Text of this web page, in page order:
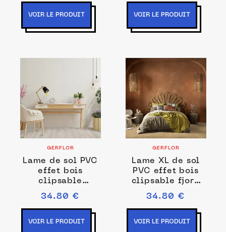
17.78 cm x 0.34
cm
VOIR LE PRODUIT
21.2 cm x 0.45
cm
VOIR LE PRODUIT
GERFLOR
Lame de sol PVC
effet bois
clipsable
meadow light
greige Gerflor -
123.88 cm x 21.2
cm x 0.45 cm
34.80 €
VOIR LE PRODUIT
GERFLOR
Lame XL de sol
PVC effet bois
clipsable fjord
golden oak
Gerflor - 146.08
cm x 23.96 cm x
0.45 cm
34.80 €
VOIR LE PRODUIT